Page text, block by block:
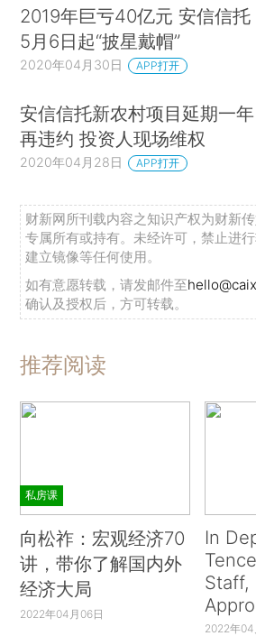
2019年巨亏40亿元 安信信托
5月6日起“披星戴帽”
2020年04月30日 APP打开
安信信托新农村项目延期一年
再违约 投资人现场维权
2020年04月28日 APP打开
财新网所刊载内容之知识产权为财新
专属所有或持有。未经许可，禁止进
建立镜像等任何使用。
如有意愿转载，请发邮件至
确认及授权后，方可转载。
推荐阅读
私房课
向松祚：宏观经济70
讲，带你了解国内外
经济大局
2022年04月06日
In
Staff,
2022年04